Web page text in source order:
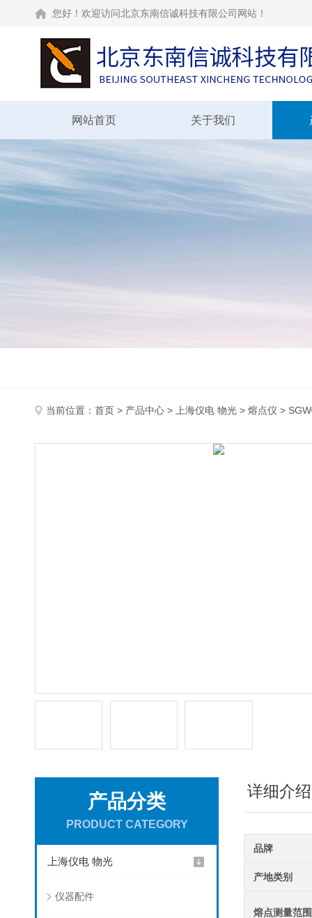
您好！欢迎访问北京东南信诚科技有限公司网站！
网站首页 关于我们
当前位置： 首页 > 产品中心 > 上海仪电 物光 > 熔点仪 >
产品分类
PRODUCT CATEGORY
上海仪电 物光
仪器配件
详细介绍
品牌
产地类别
熔点测量范围